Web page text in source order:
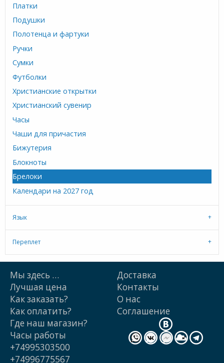
Платки
Подушки
Полотенца и фартуки
Ручки
Сумки
Футболки
Христианские открытки
Христианский сувенир
Часы
Чаши для причастия
Бижутерия
Блокноты
Брелоки
Календари на 2027 год
Язык
Переплет
Мы здесь …
Лучшая цена
Как заказать?
Как оплатить?
Доставка
Контакты
О нас
Cоглашение
Где наш магазин?
Часы работы
+74995303500
+74996775567